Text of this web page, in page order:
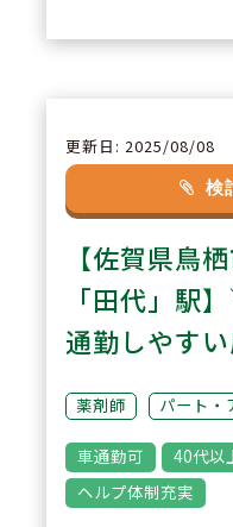
としてカウ
1日休みカ
ク長・エリ
休み時のフ
給取得の推
時間単位で
POINT 3
＼キャリア
管理薬剤師
更新日: 2025/08/08
検
【佐賀県鳥
「田代」駅
通勤しやす
薬剤師 パート・
車通勤可 40代以
ヘルプ体制充実